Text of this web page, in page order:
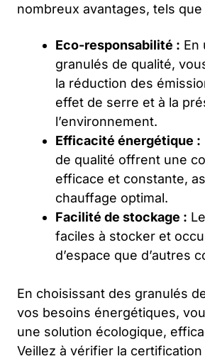
nombreux avantages, tels que
Eco-responsabilité : En
granulés de qualité,
la réduction des
effet de serre et à la
l’environnement.
Efficacité énergétique :
de qualité offrent une
efficace et constante,
chauffage optimal.
Facilité de stockage :
faciles à stocker et
d’espace que d’autres
En choisissant des granulés
vos besoins énergétiques,
une solution écologique,
Veillez à vérifier la certification